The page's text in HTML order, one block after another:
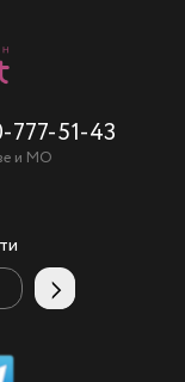
777-51-43
и МО